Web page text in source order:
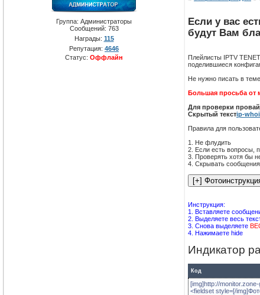
Группа: Администраторы
Сообщений: 763
Награды: 115
Репутация: 4646
Статус: Оффлайн
Если у вас
будут Вам
Плейлисты IPTV
поделившиеся
Не нужно писать в
Большая просьба от
Для проверки
Скрытый текстip-
Правила для
1. Не флудить
2. Если есть вопросы,
3. Проверять хотя бы
4. Скрывать сообщения
Инструкция:
1. Вставляете
2. Выделяете весь
3. Снова выделяете
4. Нажимаете hide
Индикатор
Код
[img]http://
<fieldset style=[/